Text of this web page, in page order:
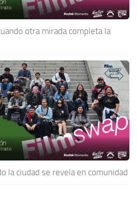
otra mirada completa la
la ciudad se revela en comunidad